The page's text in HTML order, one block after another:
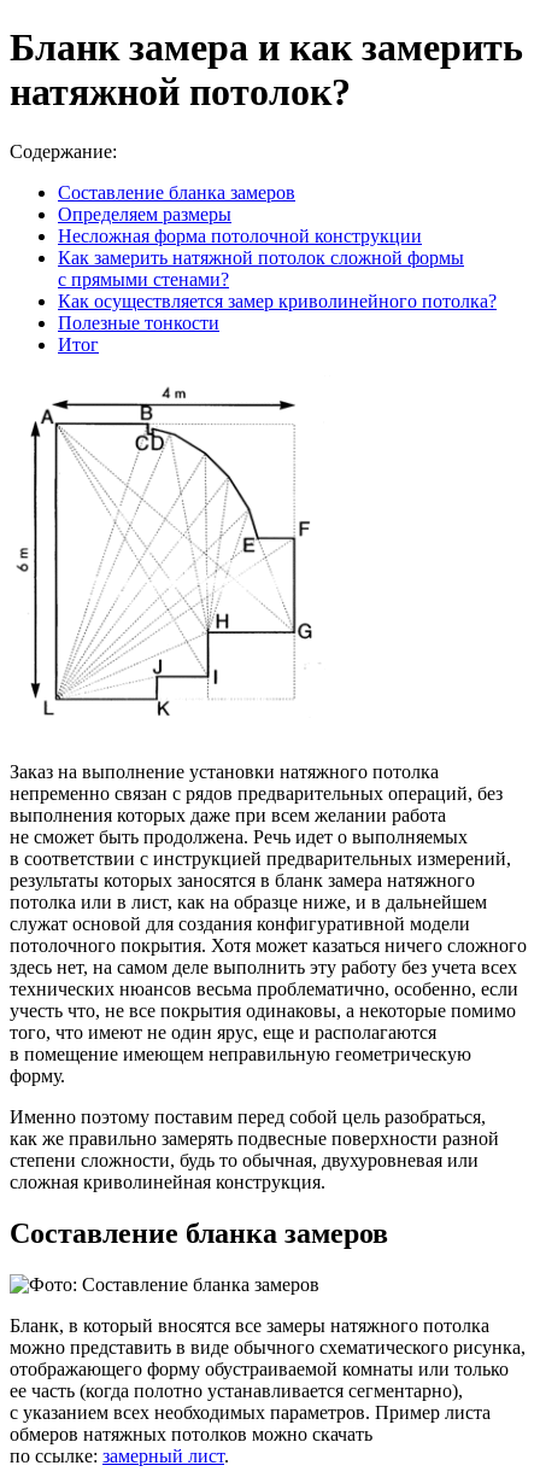
Бланк замера и как замерить
натяжной потолок?
Содержание:
Составление бланка замеров
Определяем размеры
Несложная форма потолочной конструкции
Как замерить натяжной потолок сложной формы
с прямыми стенами?
Как осуществляется замер криволинейного потолка?
Полезные тонкости
Итог
Заказ на выполнение установки натяжного потолка
непременно связан с рядов предварительных операций, без
выполнения которых даже при всем желании работа
не сможет быть продолжена. Речь идет о выполняемых
в соответствии с инструкцией предварительных измерений,
результаты которых заносятся в бланк замера натяжного
потолка или в лист, как на образце ниже, и в дальнейшем
служат основой для создания конфигуративной модели
потолочного покрытия. Хотя может казаться ничего сложного
здесь нет, на самом деле выполнить эту работу без учета всех
технических нюансов весьма проблематично, особенно, если
учесть что, не все покрытия одинаковы, а некоторые помимо
того, что имеют не один ярус, еще и располагаются
в помещение имеющем неправильную геометрическую
форму.
Именно поэтому поставим перед собой цель разобраться,
как же правильно замерять подвесные поверхности разной
степени сложности, будь то обычная, двухуровневая или
сложная криволинейная конструкция.
Составление бланка замеров
Бланк, в который вносятся все замеры натяжного потолка
можно представить в виде обычного схематического рисунка,
отображающего форму обустраиваемой комнаты или только
ее часть (когда полотно устанавливается сегментарно),
с указанием всех необходимых параметров. Пример листа
обмеров натяжных потолков можно скачать
по ссылке: замерный лист.